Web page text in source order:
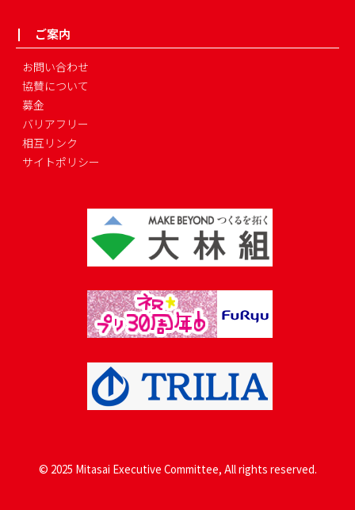
ご案内
お問い合わせ
協賛について
募金
バリアフリー
相互リンク
サイトポリシー
© 2025 Mitasai Executive Committee, All rights reserved.